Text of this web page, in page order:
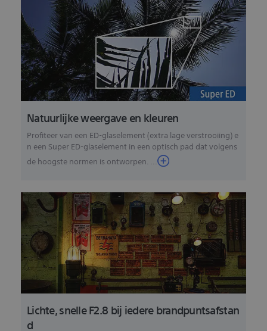
Natuurlijke weergave en kleuren
Profiteer van een ED-glaselement (extra lage verstrooiing) e
n een Super ED-glaselement in een optisch pad dat volgens
de hoogste normen is ontworpen. ...
Lichte, snelle F2.8 bij iedere brandpuntsafstan
d